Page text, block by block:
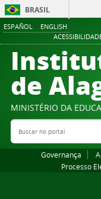
ESPAÑOL ENGLISH
BRASIL
de
MINISTÉRIO DA
Buscar no portal
Governança
Processo